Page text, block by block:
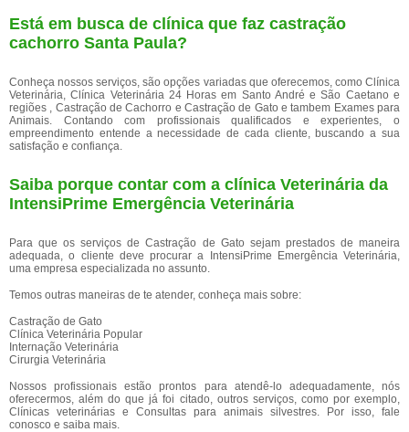
Está em busca de clínica que faz castração
cachorro Santa Paula?
Conheça nossos serviços, são opções variadas que oferecemos, como Clínica
Veterinária, Clínica Veterinária 24 Horas em Santo André e São Caetano e
regiões , Castração de Cachorro e Castração de Gato e tambem Exames para
Animais. Contando com profissionais qualificados e experientes, o
empreendimento entende a necessidade de cada cliente, buscando a sua
satisfação e confiança.
Saiba porque contar com a clínica Veterinária da
IntensiPrime Emergência Veterinária
Para que os serviços de Castração de Gato sejam prestados de maneira
adequada, o cliente deve procurar a IntensiPrime Emergência Veterinária,
uma empresa especializada no assunto.
Temos outras maneiras de te atender, conheça mais sobre:
Castração de Gato
Clínica Veterinária Popular
Internação Veterinária
Cirurgia Veterinária
Nossos profissionais estão prontos para atendê-lo adequadamente, nós
oferecermos, além do que já foi citado, outros serviços, como por exemplo,
Clínicas veterinárias e Consultas para animais silvestres. Por isso, fale
conosco e saiba mais.